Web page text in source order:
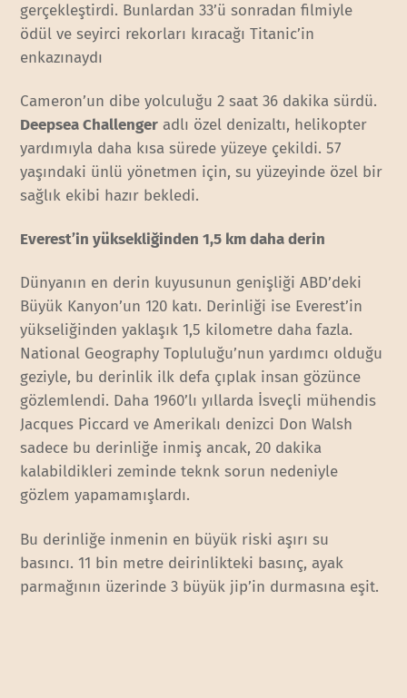
gerçekleştirdi. Bunlardan 33’ü sonradan filmiyle
ödül ve seyirci rekorları kıracağı Titanic’in
enkazınaydı
Cameron’un dibe yolculuğu 2 saat 36 dakika sürdü.
Deepsea Challenger adlı özel denizaltı, helikopter
yardımıyla daha kısa sürede yüzeye çekildi. 57
yaşındaki ünlü yönetmen için, su yüzeyinde özel bir
sağlık ekibi hazır bekledi.
Everest’in yüksekliğinden 1,5 km daha derin
Dünyanın en derin kuyusunun genişliği ABD’deki
Büyük Kanyon’un 120 katı. Derinliği ise Everest’in
yükseliğinden yaklaşık 1,5 kilometre daha fazla.
National Geography Topluluğu’nun yardımcı olduğu
geziyle, bu derinlik ilk defa çıplak insan gözünce
gözlemlendi. Daha 1960’lı yıllarda İsveçli mühendis
Jacques Piccard ve Amerikalı denizci Don Walsh
sadece bu derinliğe inmiş ancak, 20 dakika
kalabildikleri zeminde teknk sorun nedeniyle
gözlem yapamamışlardı.
Bu derinliğe inmenin en büyük riski aşırı su
basıncı. 11 bin metre deirinlikteki basınç, ayak
parmağının üzerinde 3 büyük jip’in durmasına eşit.